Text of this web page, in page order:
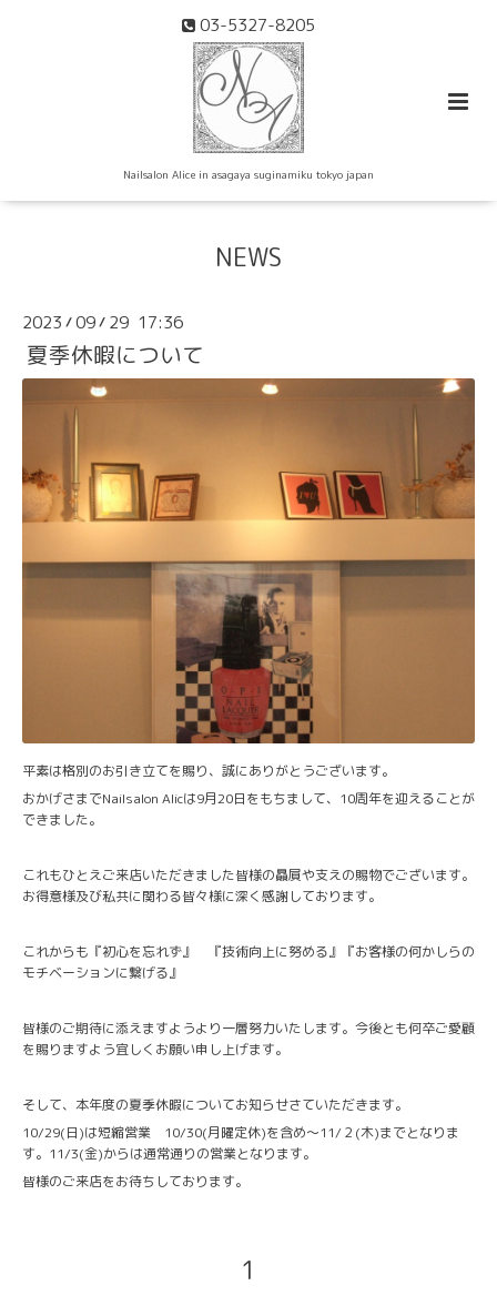
03-5327-8205
Nailsalon Alice in asagaya suginamiku tokyo japan
NEWS
2023 /09/ 29 17:36
夏季休暇について
平素は格別のお引き立てを賜り、誠にありがとうございます。
おかげさまでNailsalon Alicは9月20日をもちまして、10周年を迎えることが
できました。
これもひとえご来店いただきました皆様の贔屓や支えの賜物でございます。
お得意様及び私共に関わる皆々様に深く感謝しております。
これからも『初心を忘れず』 『技術向上に努める』『お客様の何かしらの
モチベーションに繋げる』
皆様のご期待に添えますようより一層努力いたします。今後とも何卒ご愛顧
を賜りますよう宜しくお願い申し上げます。
そして、本年度の夏季休暇についてお知らせさていただきます。
10/29(日)は短縮営業 10/30(月曜定休)を含め〜11/２(木)までとなりま
す。11/3(金)からは通常通りの営業となります。
皆様のご来店をお待ちしております。
1